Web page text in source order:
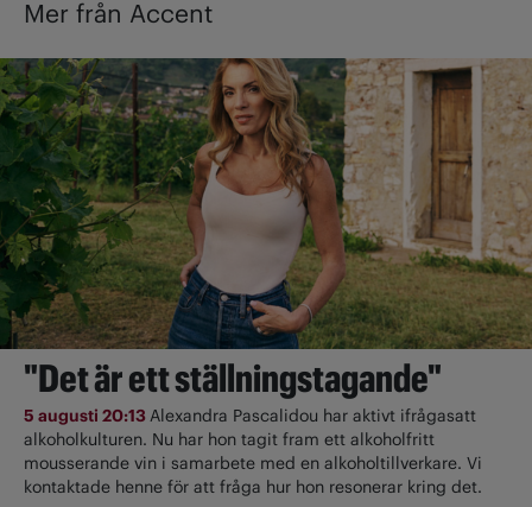
Mer från Accent
"Det är ett ställningstagande"
5 augusti 20:13Alexandra Pascalidou har aktivt ifrågasatt
alkoholkulturen. Nu har hon tagit fram ett alkoholfritt
mousserande vin i samarbete med en alkoholtillverkare. Vi
kontaktade henne för att fråga hur hon resonerar kring det.